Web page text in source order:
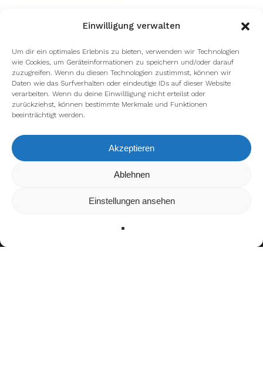
Einwilligung verwalten
Um dir ein optimales Erlebnis zu bieten, verwenden wir Technologien
wie Cookies, um Geräteinformationen zu speichern und/oder darauf
zuzugreifen. Wenn du diesen Technologien zustimmst, können wir
Daten wie das Surfverhalten oder eindeutige IDs auf dieser Website
verarbeiten. Wenn du deine Einwillligung nicht erteilst oder
zurückziehst, können bestimmte Merkmale und Funktionen
beeinträchtigt werden.
Akzeptieren
Ablehnen
Einstellungen ansehen
Wir verwenden Cookies, um dir die bestmögliche Erfahrung auf
kannst du erfahren, welche Cookies wir
verwenden oder sie ausschalten.